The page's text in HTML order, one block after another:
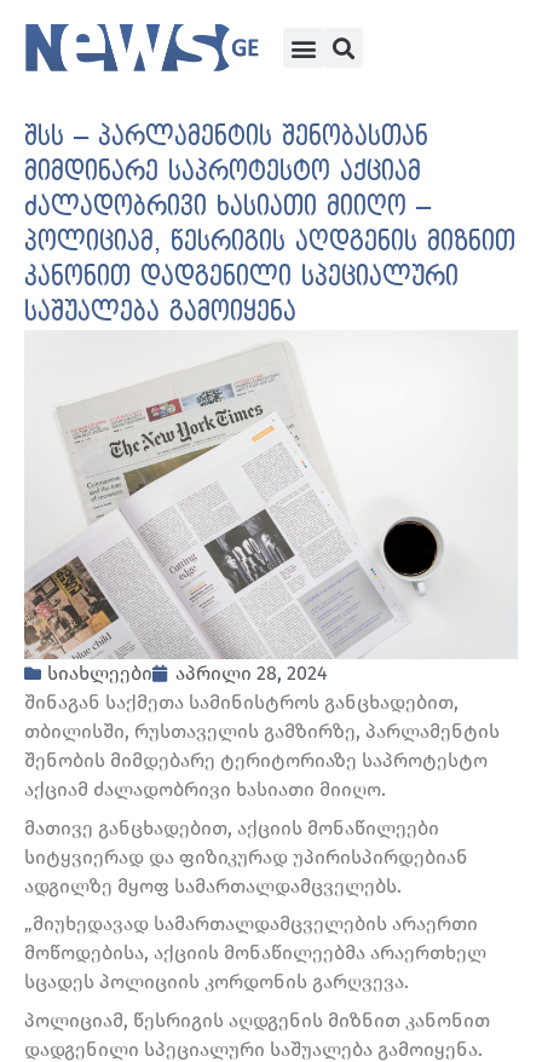
შსს – პარლამენტის შენობასთან
მიმდინარე საპროტესტო აქციამ
ძალადობრივი ხასიათი მიიღო –
პოლიციამ, წესრიგის აღდგენის მიზნით
კანონით დადგენილი სპეციალური
საშუალება გამოიყენა
სიახლეები
აპრილი 28, 2024
შინაგან საქმეთა სამინისტროს განცხადებით,
თბილისში, რუსთაველის გამზირზე, პარლამენტის
შენობის მიმდებარე ტერიტორიაზე საპროტესტო
აქციამ ძალადობრივი ხასიათი მიიღო.
მათივე განცხადებით, აქციის მონაწილეები
სიტყვიერად და ფიზიკურად უპირისპირდებიან
ადგილზე მყოფ სამართალდამცველებს.
„მიუხედავად სამართალდამცველების არაერთი
მოწოდებისა, აქციის მონაწილეებმა არაერთხელ
სცადეს პოლიციის კორდონის გარღვევა.
პოლიციამ, წესრიგის აღდგენის მიზნით კანონით
დადგენილი სპეციალური საშუალება გამოიყენა.